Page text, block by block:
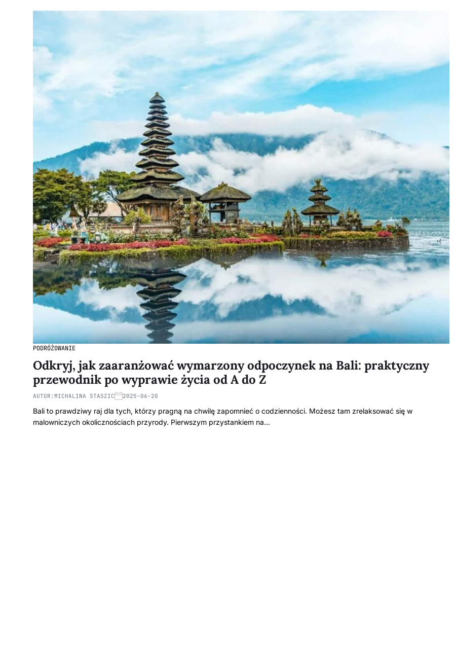
PODRÓŻOWANIE
Odkryj, jak zaaranżować wymarzony odpoczynek na Bali: praktyczny
przewodnik po wyprawie życia od A do Z
AUTOR: MICHALINA STASZIC 2025-06-20
Bali to prawdziwy raj dla tych, którzy pragną na chwilę zapomnieć o codzienności. Możesz tam zrelaksować się w
malowniczych okolicznościach przyrody. Pierwszym przystankiem na…